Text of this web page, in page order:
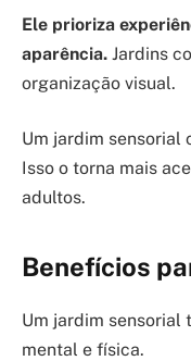
Ele prioriza
aparência. Jardins
organização visual.
Um jardim sensorial
Isso o torna mais
adultos.
Benefícios
Um jardim sensorial
mental e física.